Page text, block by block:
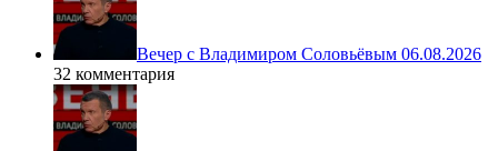
Вечер с Владимиром Соловьёвым 06.08.2026
32 комментария